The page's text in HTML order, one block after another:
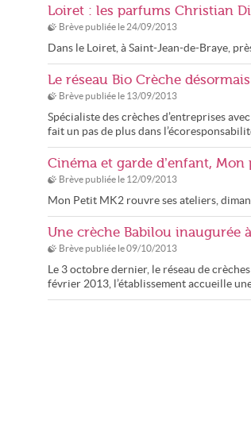
Loiret : les parfums Christian
Brève publiée le 24/09/2013
Dans le Loiret, à Saint-Jean-de-Braye,
Le réseau Bio Crèche
Brève publiée le 13/09/2013
Spécialiste des crèches d’entreprises
fait un pas de plus dans
Cinéma et garde d’enfant,
Brève publiée le 12/09/2013
Mon Petit MK2 rouvre ses ateliers,
Une crèche Babilou inaugurée
Brève publiée le09/10/2013
Le 3 octobre dernier, le réseau de
février 2013, l’établissement accueille